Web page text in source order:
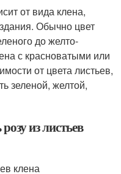
от вида клена,
Обычно цвет
до желто-
с красноватыми или
от цвета листьев,
зеленой, желтой,
из листьев
клена